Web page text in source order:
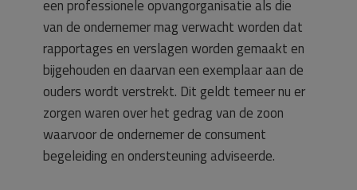
een professionele opvangorganisatie als die
van de ondernemer mag verwacht worden dat
rapportages en verslagen worden gemaakt en
bijgehouden en daarvan een exemplaar aan de
ouders wordt verstrekt. Dit geldt temeer nu er
zorgen waren over het gedrag van de zoon
waarvoor de ondernemer de consument
begeleiding en ondersteuning adviseerde.